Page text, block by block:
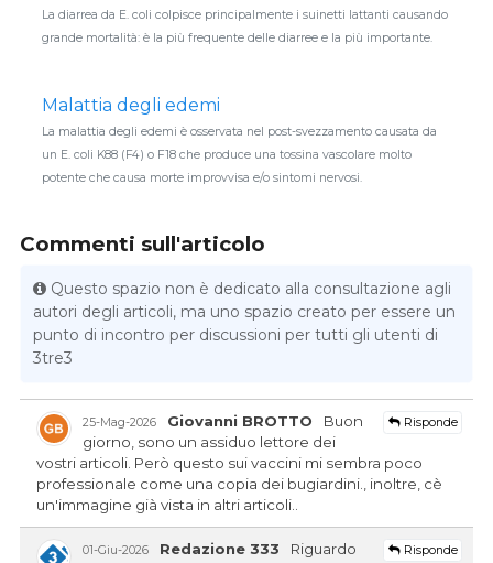
La diarrea da E. coli colpisce principalmente i suinetti lattanti causando
grande mortalità: è la più frequente delle diarree e la più importante.
Malattia degli edemi
La malattia degli edemi è osservata nel post-svezzamento causata da
un E. coli K88 (F4) o F18 che produce una tossina vascolare molto
potente che causa morte improvvisa e/o sintomi nervosi.
Commenti sull'articolo
Questo spazio non è dedicato alla consultazione agli
autori degli articoli, ma uno spazio creato per essere un
punto di incontro per discussioni per tutti gli utenti di
3tre3
25-Mag-2026 Risponde
Giovanni BROTTO
Buon
giorno, sono un assiduo lettore dei
vostri articoli. Però questo sui vaccini mi sembra poco
professionale come una copia dei bugiardini., inoltre, cè
un'immagine già vista in altri articoli..
01-Giu-2026 Risponde
Redazione 333
Riguardo